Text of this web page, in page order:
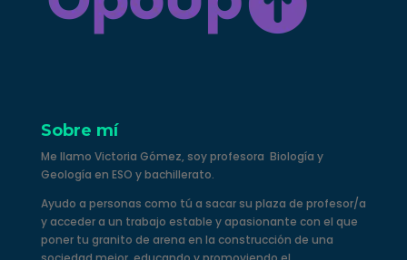
Sobre mí
Me llamo Victoria Gómez, soy profesora Biología y
Geología en ESO y bachillerato.
Ayudo a personas como tú a sacar su plaza de profesor/a
y acceder a un trabajo estable y apasionante con el que
poner tu granito de arena en la construcción de una